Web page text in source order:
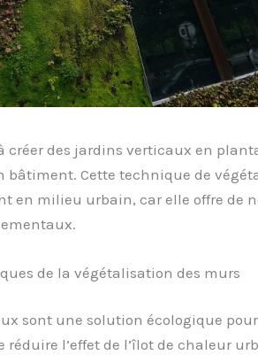
créer des jardins verticaux en
bâtiment. Cette technique de
en milieu urbain, car elle offre de
de la végétalisation des murs
sont une solution écologique
l’effet de l’îlot de chaleur